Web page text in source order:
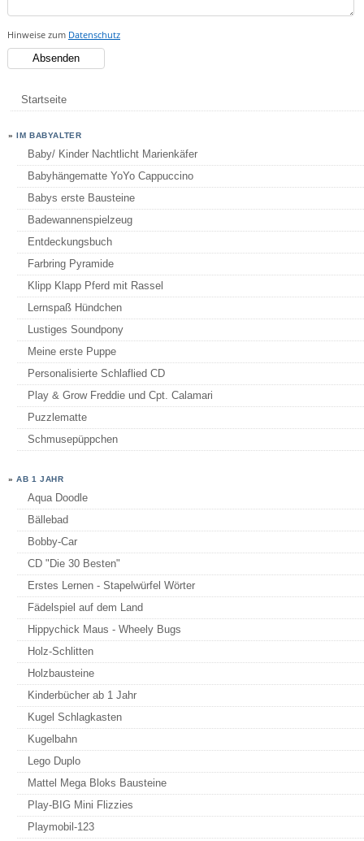
Hinweise zum Datenschutz
Startseite
»IM BABYALTER
Baby/ Kinder Nachtlicht Marienkäfer
Babyhängematte YoYo Cappuccino
Babys erste Bausteine
Badewannenspielzeug
Entdeckungsbuch
Farbring Pyramide
Klipp Klapp Pferd mit Rassel
Lernspaß Hündchen
Lustiges Soundpony
Meine erste Puppe
Personalisierte Schlaflied CD
Play & Grow Freddie und Cpt. Calamari
Puzzlematte
Schmusepüppchen
»AB 1 JAHR
Aqua Doodle
Bällebad
Bobby-Car
CD "Die 30 Besten"
Erstes Lernen - Stapelwürfel Wörter
Fädelspiel auf dem Land
Hippychick Maus - Wheely Bugs
Holz-Schlitten
Holzbausteine
Kinderbücher ab 1 Jahr
Kugel Schlagkasten
Kugelbahn
Lego Duplo
Mattel Mega Bloks Bausteine
Play-BIG Mini Flizzies
Playmobil-123